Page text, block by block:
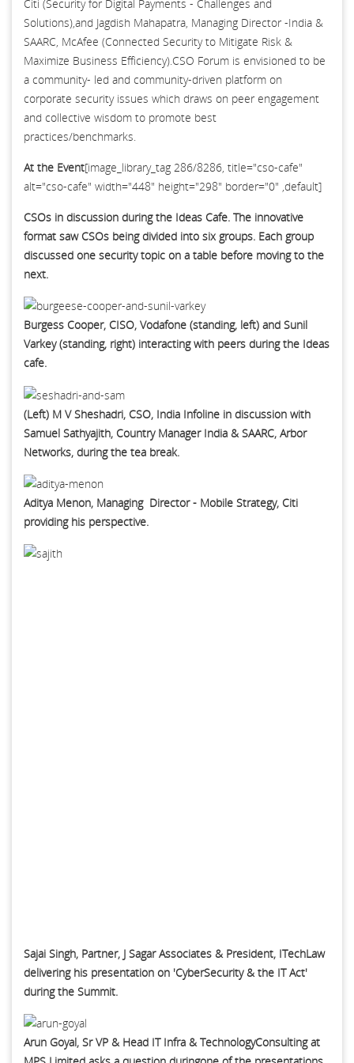
Citi (Security for Digital Payments - Challenges and
Solutions),and Jagdish Mahapatra, Managing Director -India &
SAARC, McAfee (Connected Security to Mitigate Risk &
Maximize Business Efficiency).CSO Forum is envisioned to be
a community- led and community-driven platform on
corporate security issues which draws on peer engagement
and collective wisdom to promote best
practices/benchmarks.
At the Event[image_library_tag 286/8286, title="cso-cafe"
alt="cso-cafe" width="448" height="298" border="0" ,default]
CSOs in discussion during the Ideas Cafe. The innovative
format saw CSOs being divided into six groups. Each group
discussed one security topic on a table before moving to the
next.
Burgess Cooper, CISO, Vodafone (standing, left) and Sunil
Varkey (standing, right) interacting with peers during the Ideas
cafe.
(Left) M V Sheshadri, CSO, India Infoline in discussion with
Samuel Sathyajith, Country Manager India & SAARC, Arbor
Networks, during the tea break.
Aditya Menon, Managing Director - Mobile Strategy, Citi
providing his perspective.
Sajai Singh, Partner, J Sagar Associates & President, ITechLaw
delivering his presentation on 'CyberSecurity & the IT Act'
during the Summit.
Arun Goyal, Sr VP & Head IT Infra & TechnologyConsulting at